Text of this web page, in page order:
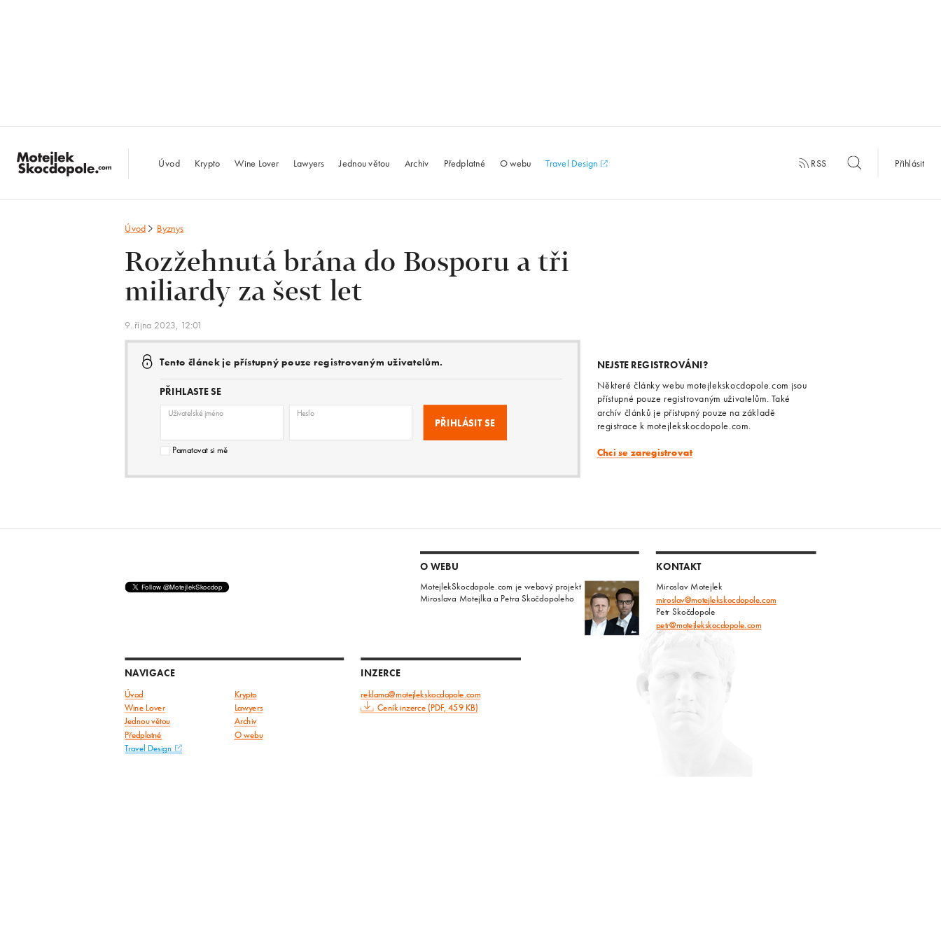
MotejlekSkocdopole.com
Úvod Krypto Wine Lover Lawyers Jednou větou Archiv Předplatné O webu Travel Design RSS Přihlásit
Úvod Byznys
Rozžehnutá brána do Bosporu a tři
miliardy za šest let
9. října 2023, 12:01
Tento článek je přístupný pouze registrovaným uživatelům.
PŘIHLASTE SE
Uživatelské jméno Heslo
Pamatovat si mě
NEJSTE REGISTROVÁNI?
Některé články webu motejlekskocdopole.com jsou
přístupné pouze registrovaným uživatelům. Také
archív článků je přístupný pouze na základě
registrace k motejlekskocdopole.com.
Chci se zaregistrovat
O WEBU
MotejlekSkocdopole.com je webový projekt
Miroslava Motejlka a Petra Skočdopoleho
KONTAKT
Miroslav Motejlek
miroslav@motejlekskocdopole.com
Petr Skočdopole
petr@motejlekskocdopole.com
NAVIGACE
Úvod
Krypto
Wine Lover
Lawyers
Jednou větou Archiv
Předplatné O webu
Travel Design
INZERCE
reklama@motejlekskocdopole.com
Ceník inzerce (PDF, 459 KB)